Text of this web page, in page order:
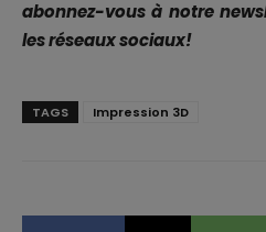
abonnez-vous à notre
les réseaux sociaux!
TAGS Impression 3D